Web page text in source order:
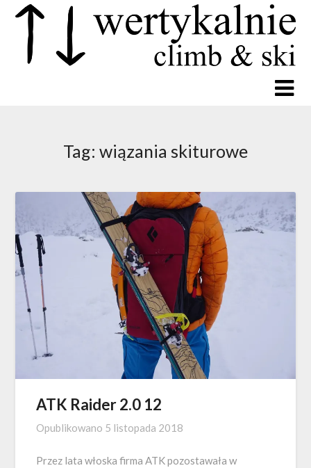
Tag: wiązania skiturowe
ATK Raider 2.0 12
Opublikowano 5 listopada 2018
Przez lata włoska firma ATK pozostawała w